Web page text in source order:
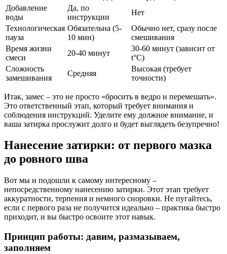
Добавление
воды
Да, по
инструкции
Нет
Технологическая
пауза
Обязательна (5-
10 мин)
Обычно нет, сразу после
смешивания
Время жизни
смеси
20-40 минут
30-60 минут (зависит от
t°C)
Сложность
замешивания
Средняя
Высокая (требует
точности)
Итак, замес – это не просто «бросить в ведро и перемешать».
Это ответственный этап, который требует внимания и
соблюдения инструкций. Уделите ему должное внимание, и
ваша затирка прослужит долго и будет выглядеть безупречно!
Нанесение затирки: от первого мазка
до ровного шва
Вот мы и подошли к самому интересному –
непосредственному нанесению затирки. Этот этап требует
аккуратности, терпения и немного сноровки. Не пугайтесь,
если с первого раза не получится идеально – практика быстро
приходит, и вы быстро освоите этот навык.
Принцип работы: давим, размазываем,
заполняем